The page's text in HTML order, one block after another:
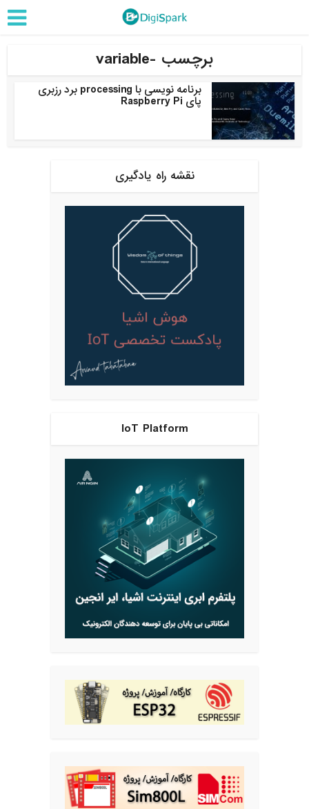
برچسب -variable
برنامه نویسی با processing برد رزبری
پای Raspberry Pi
نقشه راه یادگیری
IoT Platform